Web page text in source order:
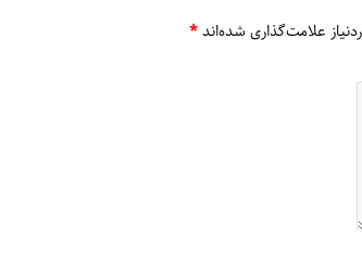
علامت‌گذاری شده‌اند*